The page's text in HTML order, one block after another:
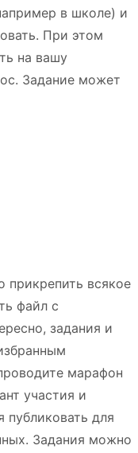
в школе) и
При этом
на вашу
Задание может
всякое
файл с
задания и
марафон
участия и
для
Задания можно